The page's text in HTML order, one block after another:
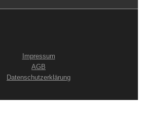
Impressum
AGB
Datenschutzerklärung